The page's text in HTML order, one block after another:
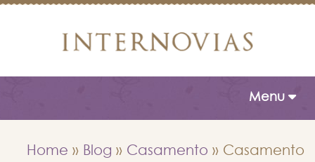
Toggle
Menu
Home » Blog » Casamento » Casamento